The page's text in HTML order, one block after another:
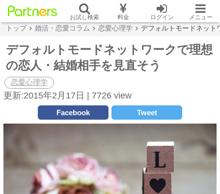
お試し検索 料金 ログイン メニュー
トップ 婚活・恋愛コラム 恋愛心理学 デフォルトモードネット
デフォルトモードネットワークで理想
の恋人・結婚相手を見直そう
恋愛心理学
更新:2015年2月17日 | 7726 view
Facebook Tweet